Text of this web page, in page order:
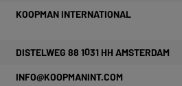
KOOPMAN INTERNATIONAL
DISTELWEG 88 1031 HH AMSTERDAM
INFO@KOOPMANINT.COM